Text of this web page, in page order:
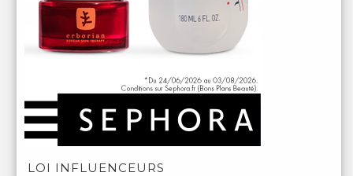
LOI INFLUENCEURS